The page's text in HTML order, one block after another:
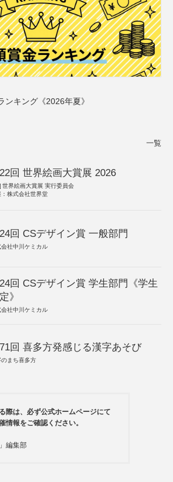
キング《2026年夏》
一覧
回 世界絵画大賞展 2026
世界絵画大賞展 実行委員会
：株式会社世界堂
回 CSデザイン賞 一般部門
会社中川ケミカル
回 CSデザイン賞 学生部門《学生
》
会社中川ケミカル
回 喜多方発感じる漢字あそび
のまち喜多方
際は、必ず公式ホームページにて
情報をご確認ください。
編集部